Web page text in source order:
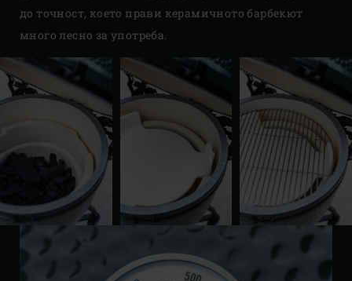
до точност, което прави керамичното барбекют
много лесно за употреба.